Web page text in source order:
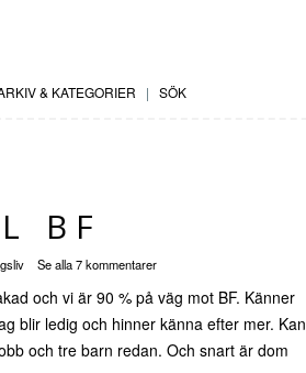
& KATEGORIER | SÖK
BF
Se alla 7 kommentarer
och vi är 90 % på väg mot BF. Känner
blir ledig och hinner känna efter mer. Kan
och tre barn redan. Och snart är dom